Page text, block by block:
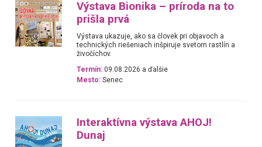
Výstava Bionika – príroda na to
prišla prvá
Výstava ukazuje, ako sa človek pri objavoch a
technických riešeniach inšpiruje svetom rastlín a
živočíchov.
Termín: 09.08.2026 a ďalšie
Mesto: Senec
Interaktívna výstava AHOJ!
Dunaj